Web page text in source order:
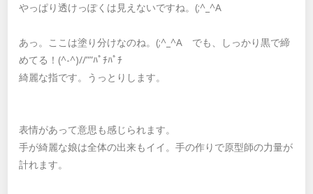
やっぱり透けっぽくは見えないですね。(;^_^A
あっ。ここは塗り分けなのね。(;^_^A でも、しっかり黒で締
めてる！(^-^)//””ﾊﾟﾁﾊﾟﾁ
綺麗な指です。うっとりします。
表情があって意思も感じられます。
手が綺麗な娘は全体の出来もイイ。手の作りで原型師の力量が
計れます。